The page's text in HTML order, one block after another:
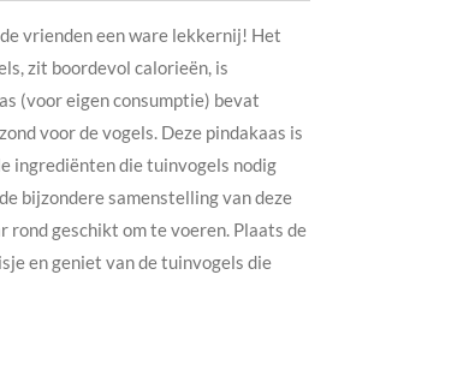
vrienden een ware lekkernij! Het
zit boordevol calorieën, is
(voor eigen consumptie) bevat
voor de vogels. Deze pindakaas is
ingrediënten die tuinvogels nodig
bijzondere samenstelling van deze
rond geschikt om te voeren. Plaats de
en geniet van de tuinvogels die